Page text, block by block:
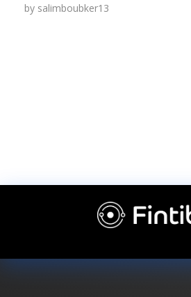
by salimboubker13